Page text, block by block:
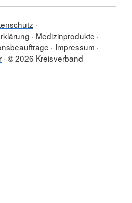
Medizinprodukte
Impressum
© 2026 Kreisverband